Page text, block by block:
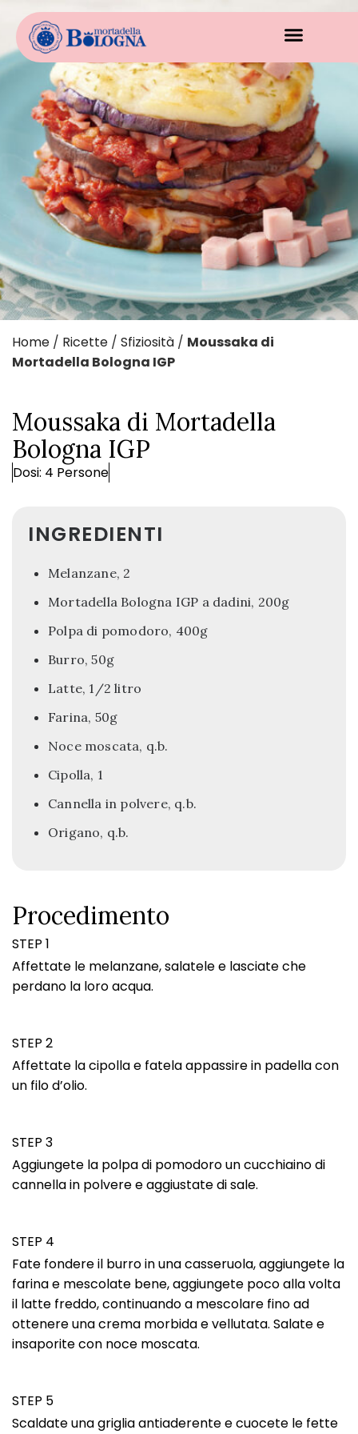
Home / Ricette / Sfiziosità / Moussaka di
Mortadella Bologna IGP
Moussaka di Mortadella
Bologna IGP
Dosi: 4 Persone
INGREDIENTI
Melanzane, 2
Mortadella Bologna IGP a dadini, 200g
Polpa di pomodoro, 400g
Burro, 50g
Latte, 1/2 litro
Farina, 50g
Noce moscata, q.b.
Cipolla, 1
Cannella in polvere, q.b.
Origano, q.b.
Procedimento
STEP 1
Affettate le melanzane, salatele e lasciate che
perdano la loro acqua.
STEP 2
Affettate la cipolla e fatela appassire in padella con
un filo d’olio.
STEP 3
Aggiungete la polpa di pomodoro un cucchiaino di
cannella in polvere e aggiustate di sale.
STEP 4
Fate fondere il burro in una casseruola, aggiungete la
farina e mescolate bene, aggiungete poco alla volta
il latte freddo, continuando a mescolare fino ad
ottenere una crema morbida e vellutata. Salate e
insaporite con noce moscata.
STEP 5
Scaldate una griglia antiaderente e cuocete le fette